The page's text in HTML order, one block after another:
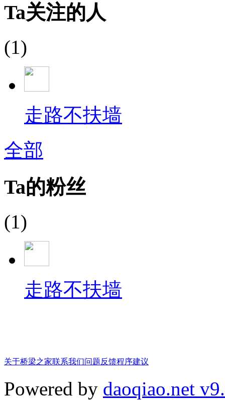
Ta关注的人
(1)
走路不扶墙
全部
Ta的粉丝
(1)
走路不扶墙
关于桥梁之家联系我们问题反馈程序建议
Powered by daoqiao.net